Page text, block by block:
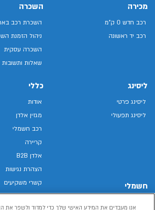
מכירה
רכב חדש 0 ק"מ
רכב יד ראשונה
השכרה
השכרת רכב
ניהול הזמנת
השכרה עסקית
שאלות ותשובות
ליסינג
ליסינג פרטי
ליסינג תפעולי
חשמלי
כללי
אודות
מגזין אלדן
רכב חשמלי
קריירה
אלדן B2B
הצהרת נגישות
קשרי משקיעים
מפת האתר
אנו מעבדים את המידע האישי שלך כדי למדוד ולשפר את